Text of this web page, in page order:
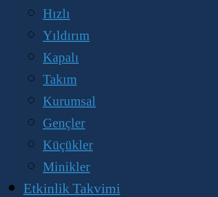
Hızlı
Yıldırım
Kapalı
Takım
Kurumsal
Gençler
Küçükler
Minikler
Etkinlik Takvimi